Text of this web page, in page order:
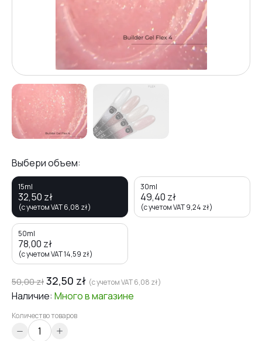
Выбери объем:
15ml
32,50 zł
(с учетом VAT6,08 zł)
30ml
49,40 zł
(с учетом VAT9,24 zł)
50ml
78,00 zł
(с учетом VAT14,59 zł)
50,00zł 32,50 zł (с учетом VAT6,08 zł)
Наличие: Многов магазине
Количество товаров